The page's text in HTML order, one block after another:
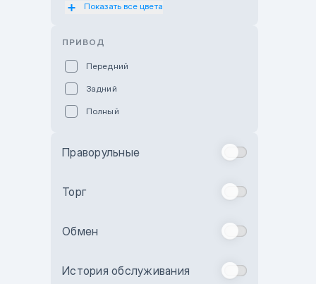
Оранжевый
Бежевый
Комбинированный
Показать все цвета
ПРИВОД
Передний
Задний
Полный
Праворульные
Торг
Обмен
История обслуживания